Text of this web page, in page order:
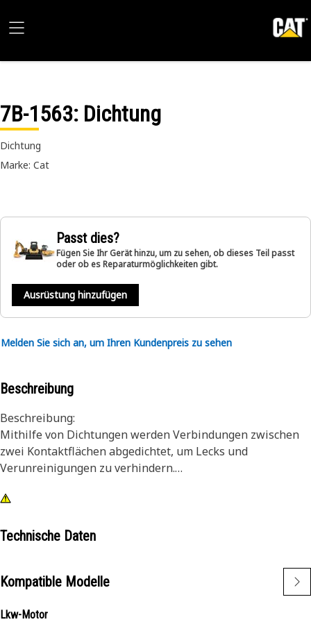
7B-1563: Dichtung
Dichtung
Marke: Cat
Passt dies?
Fügen Sie Ihr Gerät hinzu, um zu sehen, ob dieses Teil passt
oder ob es Reparaturmöglichkeiten gibt.
Ausrüstung hinzufügen
Melden Sie sich an, um Ihren Kundenpreis zu sehen
Beschreibung
Beschreibung:
Mithilfe von Dichtungen werden Verbindungen zwischen
zwei Kontaktflächen abgedichtet, um Lecks und
Verunreinigungen zu verhindern.
Merkmale:
und sind auf Haltbarkeit, Zuverlässigkeit, Produktivität,
Das Cat-Dichtungssystem wird im Rahmen eines
Mit den neuesten Cat-Originaldichtungen schützen Sie
Technische Daten
Kompatible Modelle
Lkw-Motor